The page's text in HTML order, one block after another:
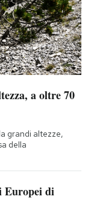
a oltre 70
grandi altezze,
della
Europei di